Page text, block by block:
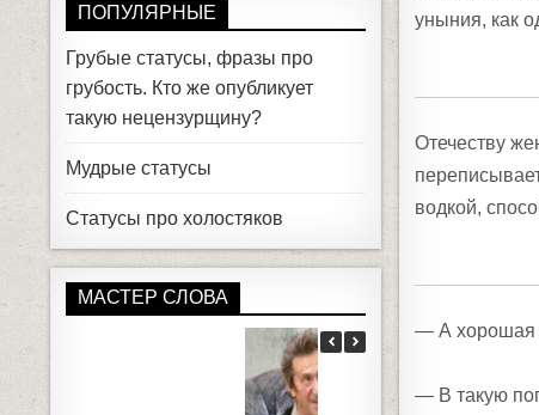
уныния, как
Отечеству
водкой,
— А хорошая
— В такую
ПОПУЛЯРНЫЕ
Грубые статусы, фразы про
грубость. Кто же опубликует
такую нецензурщину?
Мудрые статусы
Статусы про холостяков
МАСТЕР СЛОВА